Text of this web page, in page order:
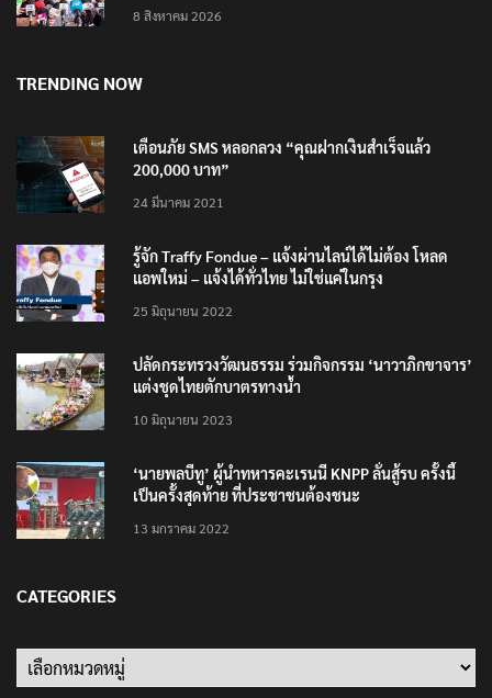
8 สิงหาคม 2026
TRENDING NOW
เตือนภัย SMS หลอกลวง “คุณฝากเงินสำเร็จแล้ว
200,000 บาท”
24 มีนาคม 2021
รู้จัก Traffy Fondue – แจ้งผ่านไลน์ได้ไม่ต้อง โหลด
แอพใหม่ – แจ้งได้ทั่วไทย ไม่ใช่แค่ในกรุง
25 มิถุนายน 2022
ปลัดกระทรวงวัฒนธรรม ร่วมกิจกรรม ‘นาวาภิกขาจาร’
แต่งชุดไทยตักบาตรทางน้ำ
10 มิถุนายน 2023
‘นายพลบีทู’ ผู้นำทหารคะเรนนี KNPP ลั่นสู้รบ ครั้งนี้
เป็นครั้งสุดท้าย ที่ประชาชนต้องชนะ
13 มกราคม 2022
CATEGORIES
Categories